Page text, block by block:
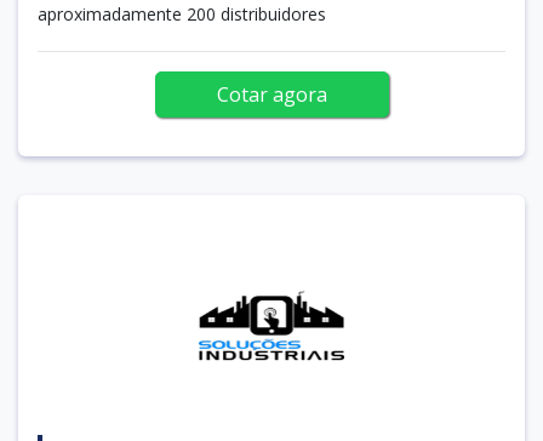
aproximadamente 200 distribuidores
Cotar agora